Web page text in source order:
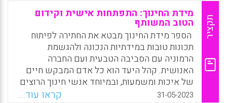
תקציר
מידת החינוך: התפתחות אישית וקידום
הטוב המשותף
הספר מידת החינוך מבטא את החתירה לפיתוח
תכונות טובות במידתיות הנכונה ולהגשמת
הרמוניה עם הסביבה הטבעית ועם החברה
האנושית. קהל היעד הוא כל אדם המבקש חיים
של איכות ומשמעות, ובמיוחד אנשי חינוך הרוצים
לטפח תלמידים למיטבם.
31-05-2023 קראו עוד...